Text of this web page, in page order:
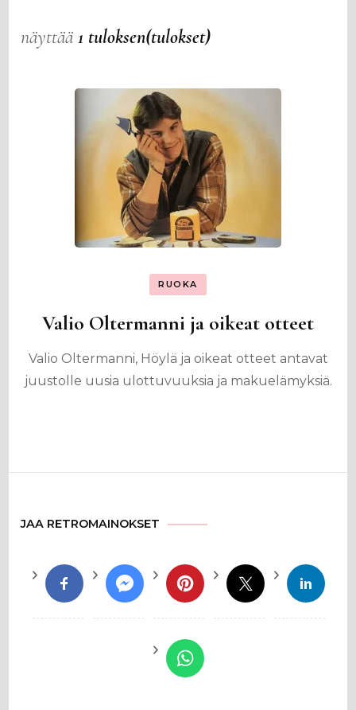
näyttää1 tuloksen(tulokset)
RUOKA
Valio Oltermanni ja oikeat otteet
Valio Oltermanni, Höylä ja oikeat otteet antavat
juustolle uusia ulottuvuuksia ja makuelämyksiä.
JAA RETROMAINOKSET